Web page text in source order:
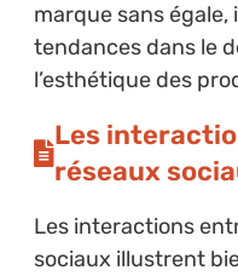
marque sans
tendances dans le
l’esthétique des
Les
réseaux
Les interactions
sociaux illustrent